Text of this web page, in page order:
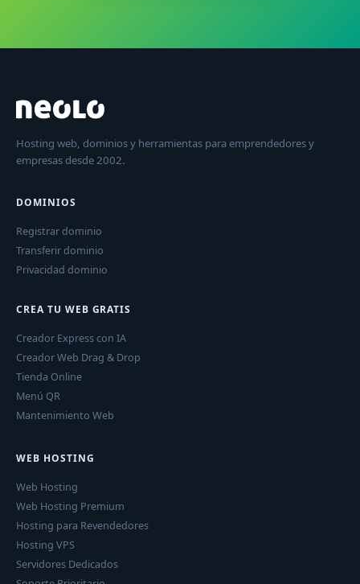
Hosting web, dominios y herramientas para emprendedores y
empresas desde 2002.
DOMINIOS
Registrar dominio
Transferir dominio
Privacidad dominio
CREA TU WEB GRATIS
Creador Express con IA
Creador Web Drag & Drop
Tienda Online
Menú QR
Mantenimiento Web
WEB HOSTING
Web Hosting
Web Hosting Premium
Hosting para Revendedores
Hosting VPS
Servidores Dedicados